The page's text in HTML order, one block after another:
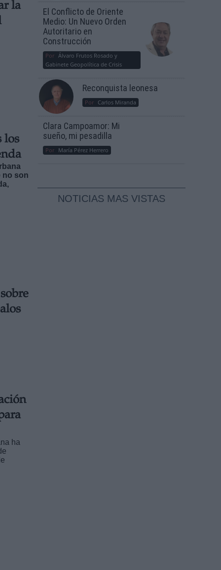
la
los
no son
ha
El Conflicto de Oriente
Medio: Un Nuevo Orden
Autoritario en
Construcción
Por Álvaro Frutos Rosado y
Gabinete Geopolítica de Crisis
Reconquista leonesa
Por Carlos Miranda
Clara Campoamor: Mi
sueño, mi pesadilla
Por María Pérez Herrero
NOTICIAS MAS VISTAS